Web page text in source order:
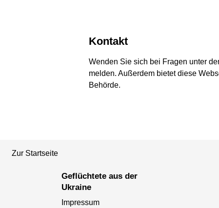
Kontakt
Wenden Sie sich bei Fragen unter
melden. Außerdem bietet diese
Behörde.
Zur Startseite
Geflüchtete aus der
Ukraine
Impressum